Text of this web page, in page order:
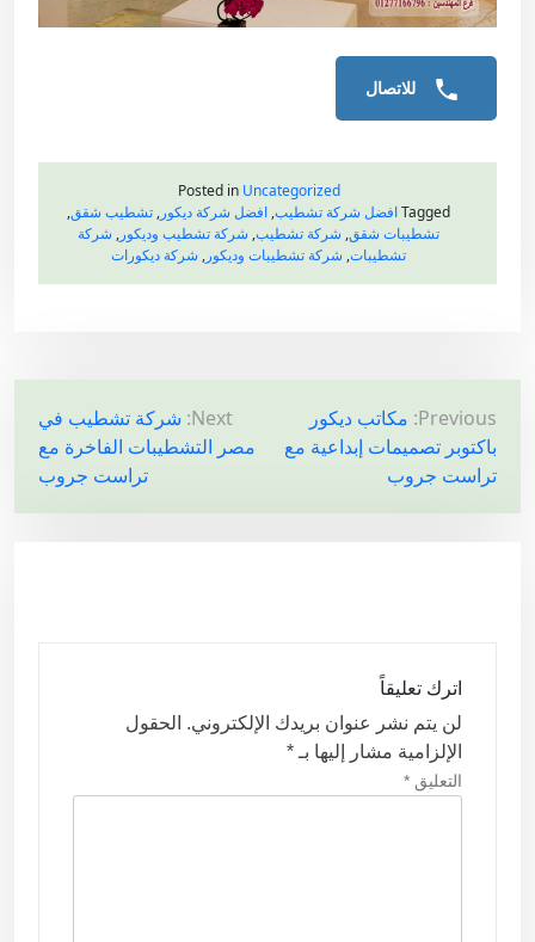
للاتصال
Posted in Uncategorized
Taggedافضل شركة تشطيب, افضل شركة ديكور, تشطيب شقق,
تشطيبات شقق, شركة تشطيب, شركة تشطيب وديكور, شركة
تشطيبات, شركة تشطيبات وديكور, شركة ديكورات
ت
ص
فّ
ح
Previous: مكاتب ديكور
باكتوبر تصميمات إبداعية مع
تراست جروب
Next: شركة تشطيب في
مصر التشطيبات الفاخرة مع
تراست جروب
اترك تعليقاً
لن يتم نشر عنوان بريدك الإلكتروني. الحقول
الإلزامية مشار إليها بـ *
التعليق *